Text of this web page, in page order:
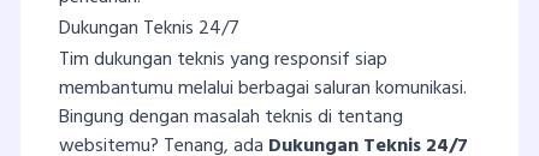
Dukungan Teknis 24/7
Tim dukungan teknis yang responsif siap
membantumu melalui berbagai saluran komunikasi.
Bingung dengan masalah teknis di tentang
websitemu? Tenang, ada Dukungan Teknis 24/7